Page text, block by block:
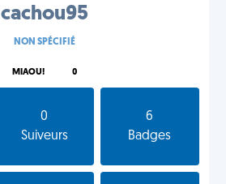
cachou95
NON SPÉCIFIÉ
MIAOU! 0
0
Suiveurs
6
Badges